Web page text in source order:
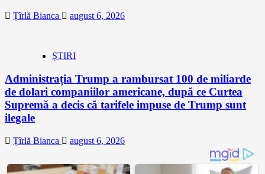
Țîrlă Bianca august 6, 2026
ȘTIRI
Administrația Trump a rambursat 100 de miliarde
de dolari companiilor americane, după ce Curtea
Supremă a decis că tarifele impuse de Trump sunt
ilegale
Țîrlă Bianca august 6, 2026